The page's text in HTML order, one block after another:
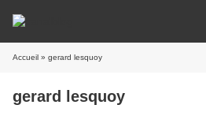
Accueil » gerard lesquoy
gerard lesquoy